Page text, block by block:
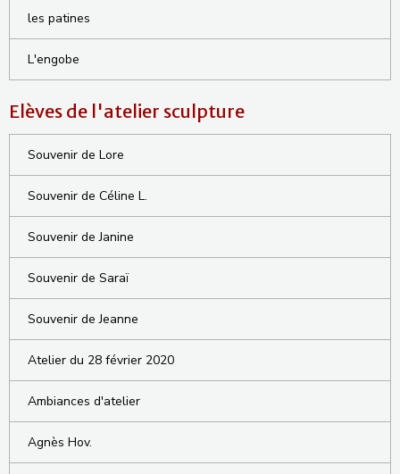
les patines
L'engobe
Elèves de l'atelier sculpture
Souvenir de Lore
Souvenir de Céline L.
Souvenir de Janine
Souvenir de Saraï
Souvenir de Jeanne
Atelier du 28 février 2020
Ambiances d'atelier
Agnès Hov.